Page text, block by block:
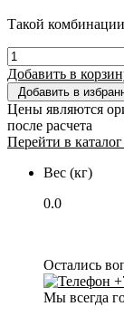
Такой
Добавить в
Добавить в
Цены являются
после расчета
Перейти в
Вес (кг)
0.0
Остались
Мы всегда